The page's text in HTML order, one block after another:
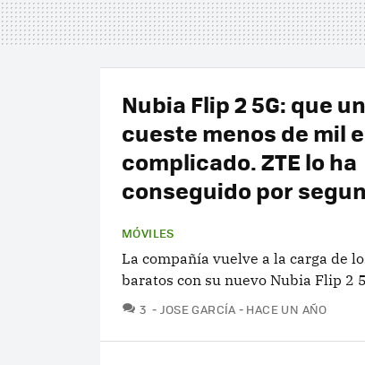
Nubia Flip 2 5G: que
cueste menos de mil
complicado. ZTE lo ha
conseguido por
MÓVILES
La compañía vuelve a la carga de
baratos con su nuevo Nubia Flip 2
3 COMENTARIOS
JOSE GARCÍA HACE UN AÑO